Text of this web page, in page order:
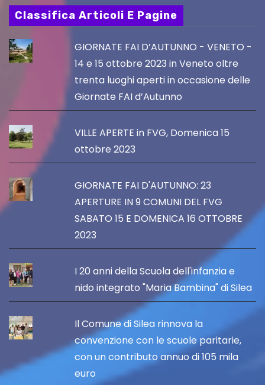
Classifica Articoli E Pagine
GIORNATE FAI D’AUTUNNO - VENETO -
14 e 15 ottobre 2023 in Veneto oltre
trenta luoghi aperti in occasione delle
Giornate FAI d’Autunno
VILLE APERTE in FVG, Domenica 15
ottobre 2023
GIORNATE FAI D'AUTUNNO: 23
APERTURE IN 9 COMUNI DEL FVG
SABATO 15 E DOMENICA 16 OTTOBRE
2023
I 20 anni della Scuola dell'infanzia e
nido integrato "Maria Bambina" di Silea
Il Comune di Silea rinnova la
convenzione con le scuole paritarie,
con un contributo annuo di 105 mila
euro